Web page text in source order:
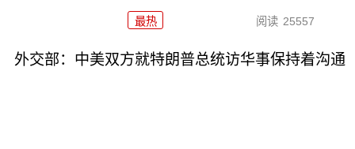
最热 阅读 25557
外交部：中美双方就特朗普总统访华事保持着沟通